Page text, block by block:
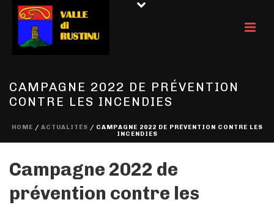
CAMPAGNE 2022 DE PRÉVENTION
CONTRE LES INCENDIES
HOME / ACTUALITÉS / CAMPAGNE 2022 DE PRÉVENTION CONTRE LES
INCENDIES
Campagne 2022 de
prévention contre les